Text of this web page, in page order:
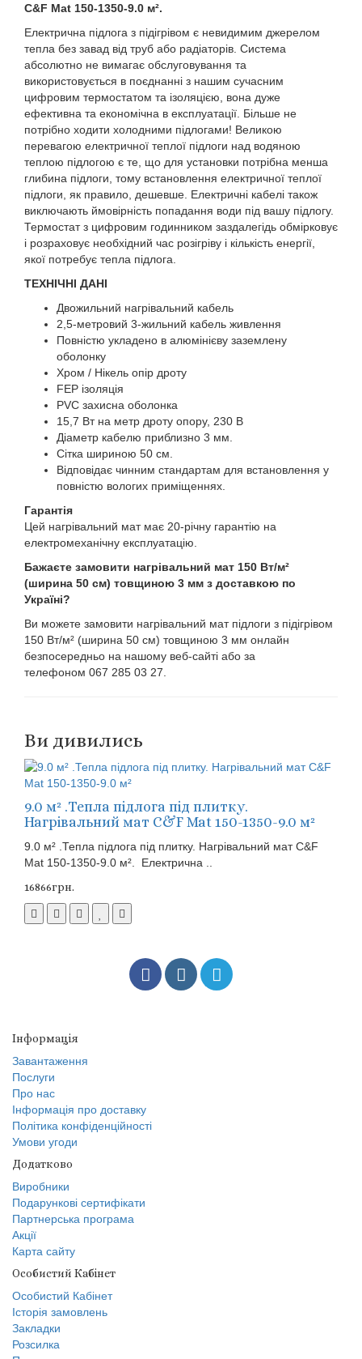
C&F Mat 150-1350-9.0 м².
Електрична підлога з підігрівом є невидимим джерелом
тепла без завад від труб або радіаторів. Система
абсолютно не вимагає обслуговування та
використовується в поєднанні з нашим сучасним
цифровим термостатом та ізоляцією, вона дуже
ефективна та економічна в експлуатації. Більше не
потрібно ходити холодними підлогами! Великою
перевагою електричної теплої підлоги над водяною
теплою підлогою є те, що для установки потрібна менша
глибина підлоги, тому встановлення електричної теплої
підлоги, як правило, дешевше. Електричні кабелі також
виключають ймовірність попадання води під вашу підлогу.
Термостат з цифровим годинником заздалегідь обмірковує
і розраховує необхідний час розігріву і кількість енергії,
якої потребує тепла підлога.
ТЕХНІЧНІ ДАНІ
Двожильний нагрівальний кабель
2,5-метровий 3-жильний кабель живлення
Повністю укладено в алюмінієву заземлену
оболонку
Хром / Нікель опір дроту
FEP ізоляція
PVC захисна оболонка
15,7 Вт на метр дроту опору, 230 В
Діаметр кабелю приблизно 3 мм.
Сітка шириною 50 см.
Відповідає чинним стандартам для встановлення у
повністю вологих приміщеннях.
Гарантія
Цей нагрівальний мат має 20-річну гарантію на
електромеханічну експлуатацію.
Бажаєте замовити нагрівальний мат 150 Вт/м²
(ширина 50 см) товщиною 3 мм з доставкою по
Україні?
Ви можете замовити нагрівальний мат підлоги з підігрівом
150 Вт/м² (ширина 50 см) товщиною 3 мм онлайн
безпосередньо на нашому веб-сайті або за
телефоном 067 285 03 27.
Ви дивились
9.0 м² .Тепла підлога під плитку.
Нагрівальний мат C&F Mat 150-1350-9.0 м²
9.0 м² .Тепла підлога під плитку. Нагрівальний мат C&F
Mat 150-1350-9.0 м². Електрична ..
16866грн.
Інформація
Завантаження
Послуги
Про нас
Інформація про доставку
Політика конфіденційності
Умови угоди
Додатково
Виробники
Подарункові сертифікати
Партнерська програма
Акції
Карта сайту
Особистий Кабінет
Особистий Кабінет
Історія замовлень
Закладки
Розсилка